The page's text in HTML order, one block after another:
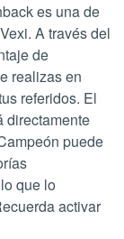
es una de
A través del
de
realizas en
referidos. El
directamente
puede
que lo
activar